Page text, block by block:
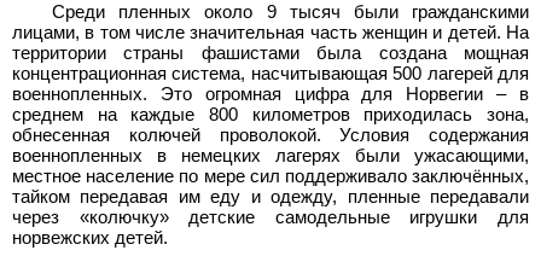
Среди пленных около 9 тысяч были гражданскими
лицами, в том числе значительная часть женщин и детей. На
территории страны фашистами была создана мощная
концентрационная система, насчитывающая 500 лагерей для
военнопленных. Это огромная цифра для Норвегии – в
среднем на каждые 800 километров приходилась зона,
обнесенная колючей проволокой. Условия содержания
военнопленных в немецких лагерях были ужасающими,
местное население по мере сил поддерживало заключённых,
тайком передавая им еду и одежду, пленные передавали
через «колючку» детские самодельные игрушки для
норвежских детей.